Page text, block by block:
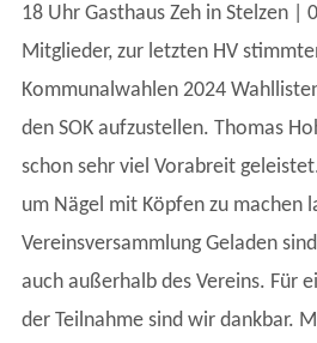
18 Uhr Gasthaus Zeh in Stelzen |
Mitglieder, zur letzten HV
Kommunalwahlen 2024
den SOK aufzustellen. Thomas
schon sehr viel Vorabreit
um Nägel mit Köpfen zu machen
Vereinsversammlung Geladen
auch außerhalb des Vereins. Für
der Teilnahme sind wir dankbar.